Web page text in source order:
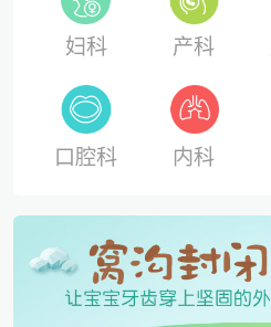
妇科 产科
口腔科 内科